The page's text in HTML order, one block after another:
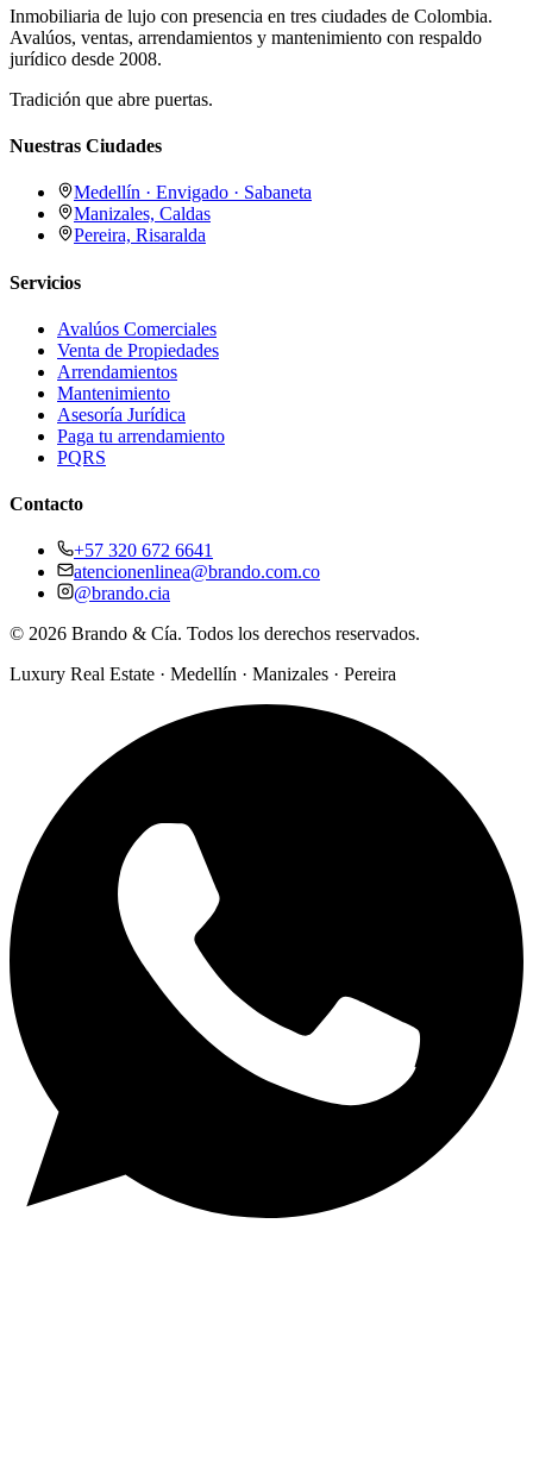
Inmobiliaria de lujo con presencia en tres ciudades de Colombia.
Avalúos, ventas, arrendamientos y mantenimiento con respaldo
jurídico desde 2008.
Tradición que abre puertas.
Nuestras Ciudades
Medellín · Envigado · Sabaneta
Manizales, Caldas
Pereira, Risaralda
Servicios
Avalúos Comerciales
Venta de Propiedades
Arrendamientos
Mantenimiento
Asesoría Jurídica
Paga tu arrendamiento
PQRS
Contacto
+57 320 672 6641
atencionenlinea@brando.com.co
@brando.cia
© 2026 Brando & Cía. Todos los derechos reservados.
Luxury Real Estate · Medellín · Manizales · Pereira